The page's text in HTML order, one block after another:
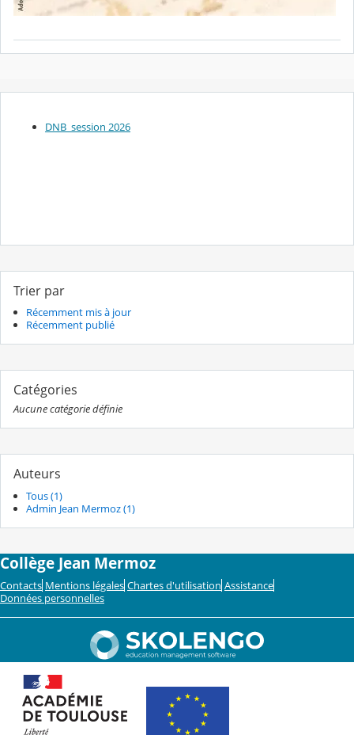
DNB_session 2026
Trier par
Récemment mis à jour
Récemment publié
Catégories
Aucune catégorie définie
Auteurs
Tous (1)
Admin Jean Mermoz (1)
Collège Jean Mermoz
Contacts Mentions légales Chartes d'utilisation Assistance
Données personnelles